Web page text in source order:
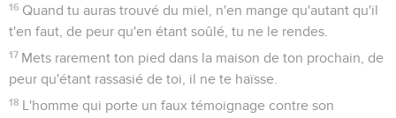
16 Quand tu auras trouvé du miel, n'en mange qu'autant qu'il
t'en faut, de peur qu'en étant soûlé, tu ne le rendes.
17 Mets rarement ton pied dans la maison de ton prochain, de
peur qu'étant rassasié de toi, il ne te haïsse.
18 L'homme qui porte un faux témoignage contre son